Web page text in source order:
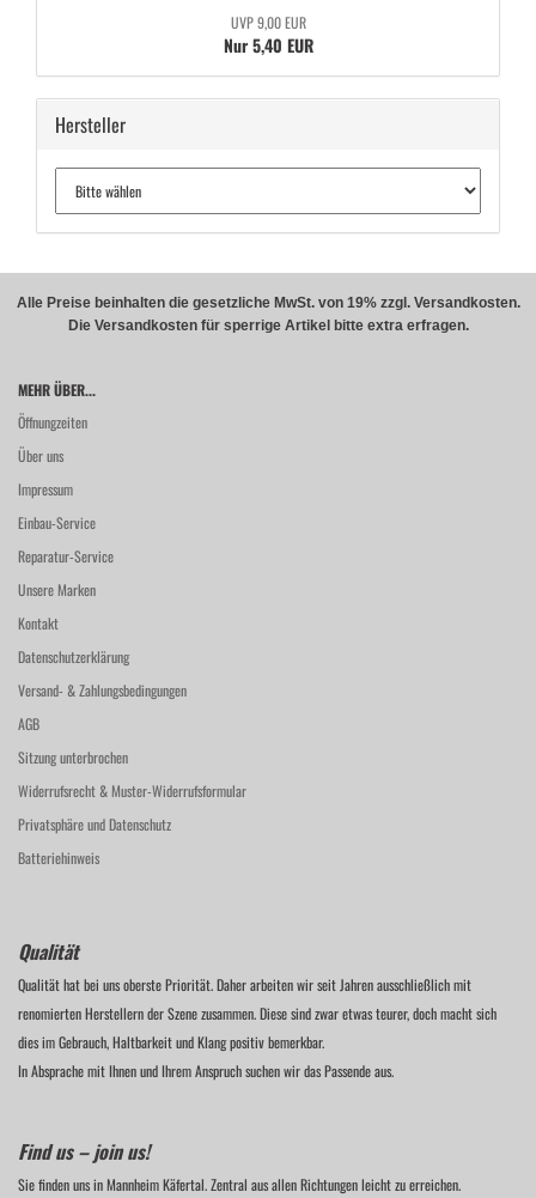
UVP 9,00 EUR
Nur 5,40 EUR
Hersteller
Alle Preise beinhalten die gesetzliche MwSt. von 19% zzgl. Versandkosten.
Die Versandkosten für sperrige Artikel bitte extra erfragen.
MEHR ÜBER...
Öffnungzeiten
Über uns
Impressum
Einbau-Service
Reparatur-Service
Unsere Marken
Kontakt
Datenschutzerklärung
Versand- & Zahlungsbedingungen
AGB
Sitzung unterbrochen
Widerrufsrecht & Muster-Widerrufsformular
Privatsphäre und Datenschutz
Batteriehinweis
Qualität
Qualität hat bei uns oberste Priorität. Daher arbeiten wir seit Jahren ausschließlich mit
renomierten Herstellern der Szene zusammen. Diese sind zwar etwas teurer, doch macht sich
dies im Gebrauch, Haltbarkeit und Klang positiv bemerkbar.
In Absprache mit Ihnen und Ihrem Anspruch suchen wir das Passende aus.
Find us – join us!
Sie finden uns in Mannheim Käfertal. Zentral aus allen Richtungen leicht zu erreichen.